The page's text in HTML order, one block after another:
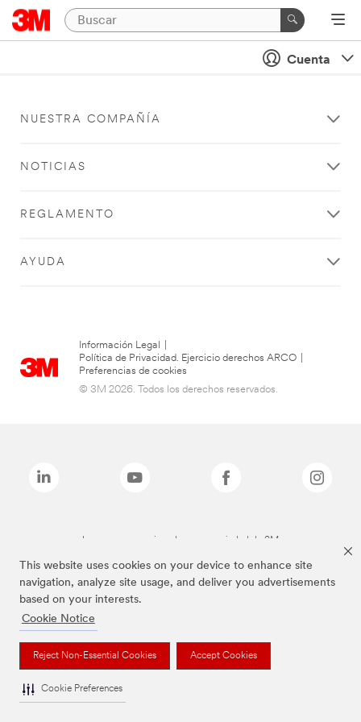
This website uses cookies on your device to enhance site
navigation, analyze site usage, and deliver you advertisements
based on your interests.
Cookie Notice
Reject Non-Essential Cookies Accept Cookies
Cookie Preferences
Cuenta
NUESTRA COMPAÑÍA
NOTICIAS
REGLAMENTO
AYUDA
Información Legal
Política de Privacidad. Ejercicio derechos ARCO
Preferencias de cookies
© 3M 2026. Todos los derechos reservados.
Las marcas mencionadas son propiedad de 3M